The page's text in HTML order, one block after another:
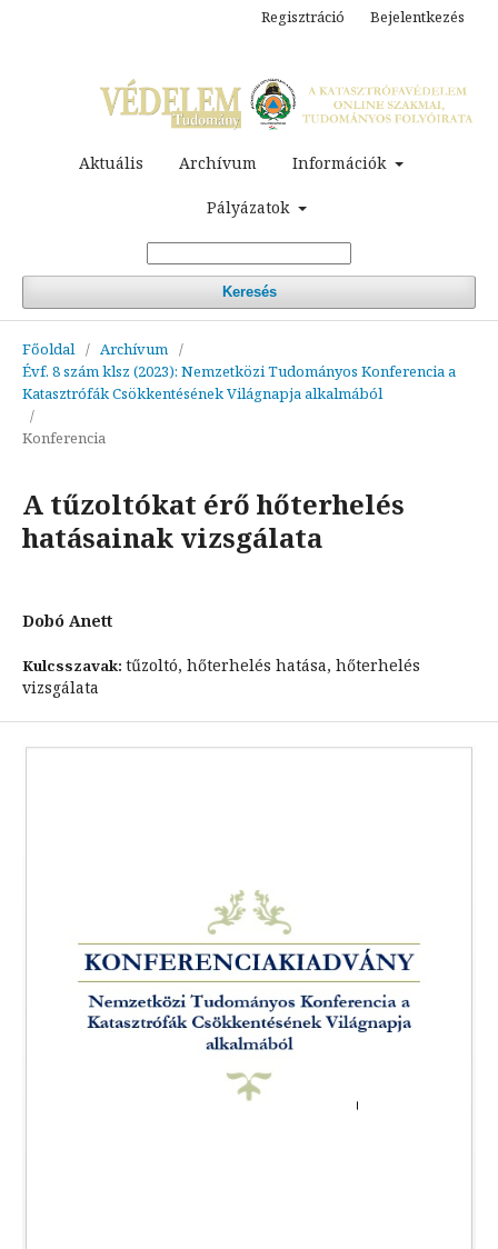
Aktuális Archívum Információk
Pályázatok
Keresés
Regisztráció Bejelentkezés
Főoldal / Archívum
/
Évf. 8 szám klsz (2023): Nemzetközi Tudományos Konferencia a
Katasztrófák Csökkentésének Világnapja alkalmából
/
Konferencia
A tűzoltókat érő hőterhelés
hatásainak vizsgálata
Dobó Anett
Kulcsszavak: tűzoltó, hőterhelés hatása, hőterhelés
vizsgálata